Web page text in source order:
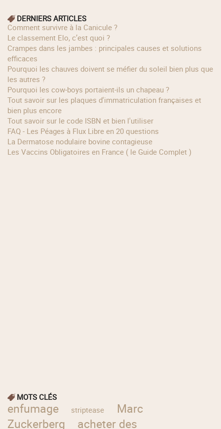
DERNIERS ARTICLES
Comment survivre à la Canicule ?
Le classement Elo, c’est quoi ?
Crampes dans les jambes : principales causes et solutions
efficaces
Pourquoi les chauves doivent se méfier du soleil bien plus que
les autres ?
Pourquoi les cow‑boys portaient‑ils un chapeau ?
Tout savoir sur les plaques d'immatriculation françaises et
bien plus encore
Tout savoir sur le code ISBN et bien l'utiliser
FAQ - Les Péages à Flux Libre en 20 questions
La Dermatose nodulaire bovine contagieuse
Les Vaccins Obligatoires en France ( le Guide Complet )
MOTS CLÉS
enfumage striptease
Marc
Zuckerberg
acheter des